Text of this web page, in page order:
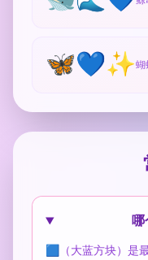
🦋💙✨蝴
哪
🟦（大蓝方块）是